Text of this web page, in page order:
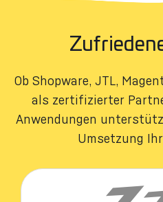
Ob Shopware, JTL,
als zertifizierter
Anwendungen
Umsetzung